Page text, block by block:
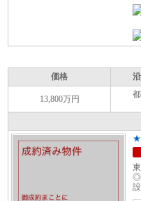
価格
13,800万円
★
◎